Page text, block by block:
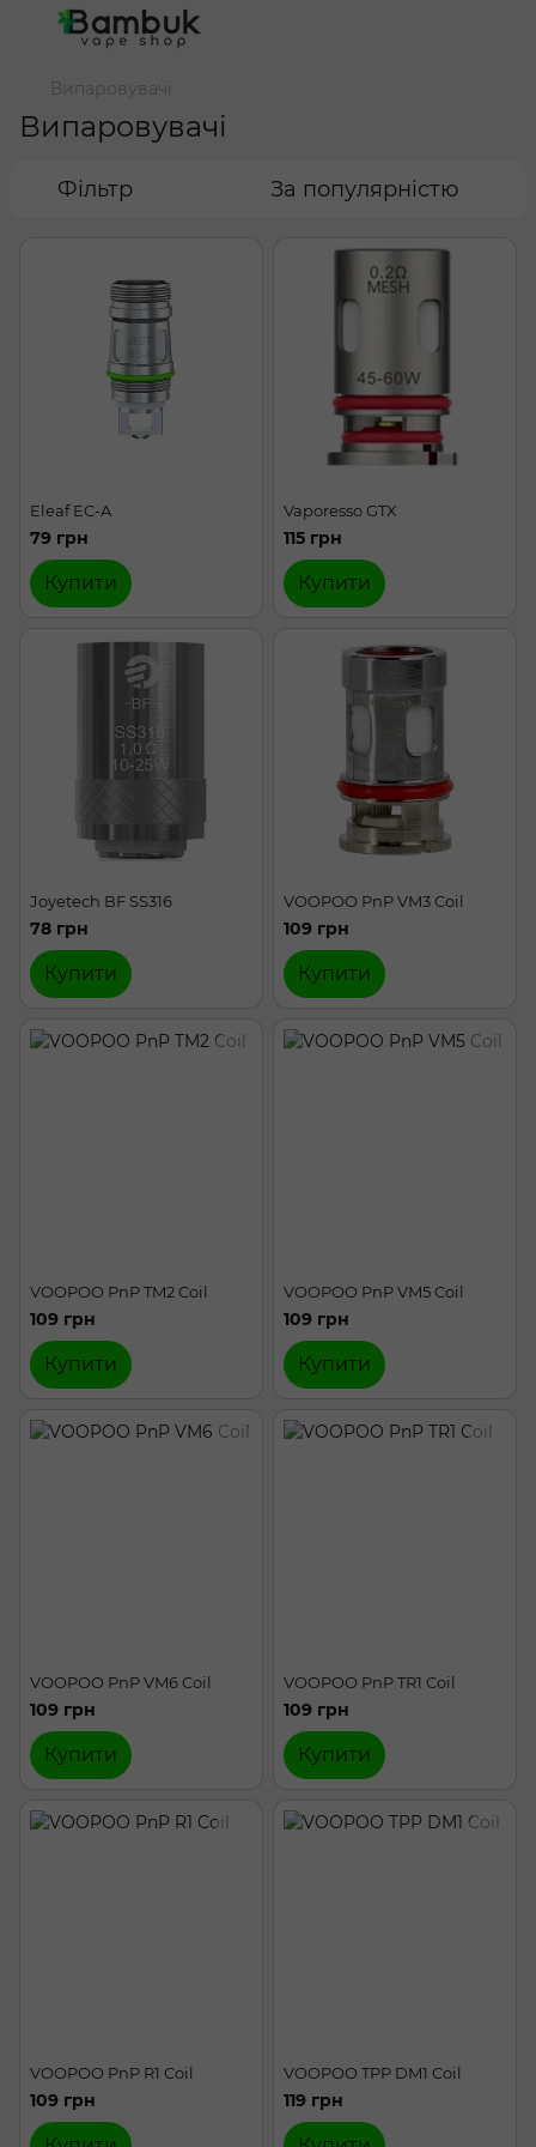
Випаровувачі
Випаровувачі
Фільтр За популярністю
Eleaf EC-A
79 грн
Купити
Vaporesso GTX
115 грн
Купити
Joyetech BF SS316
78 грн
Купити
VOOPOO PnP VM3 Coil
109 грн
Купити
VOOPOO PnP TM2 Coil
109 грн
Купити
VOOPOO PnP VM5 Coil
109 грн
Купити
VOOPOO PnP VM6 Coil
109 грн
Купити
VOOPOO PnP TR1 Coil
109 грн
Купити
VOOPOO PnP R1 Coil
109 грн
VOOPOO TPP DM1 Coil
119 грн